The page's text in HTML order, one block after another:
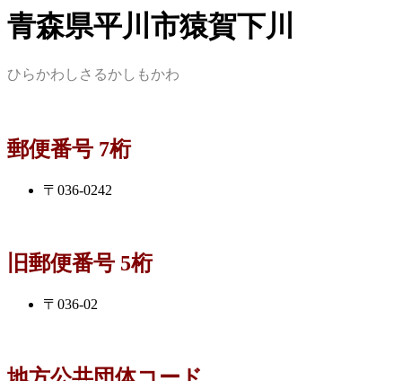
青森県平川市猿賀下川
ひらかわしさるかしもかわ
郵便番号 7桁
〒036-0242
旧郵便番号 5桁
〒036-02